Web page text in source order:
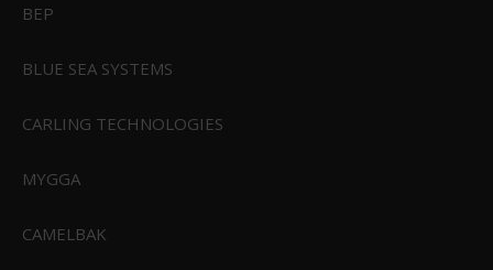
BEP
BLUE SEA SYSTEMS
CARLING TECHNOLOGIES
MYGGA
CAMELBAK